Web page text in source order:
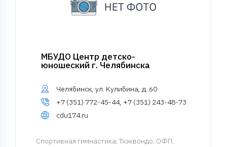
МБУДО Центр детско-
юношеский г. Челябинска
Челябинск, ул. Кулибина, д. 60
+7 (351) 772-45-44, +7 (351) 243-48-73
cdu174.ru
Спортивная гимнастика; Тхэквондо; ОФП;